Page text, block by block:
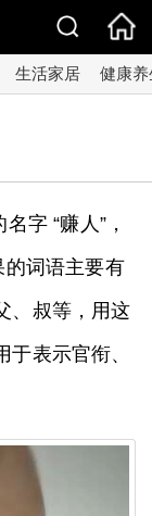
生活家居 健康养
字 “赚人”，
的词语主要有
、叔等，用这
表示官衔、